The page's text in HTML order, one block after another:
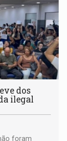
dos
ilegal
foram